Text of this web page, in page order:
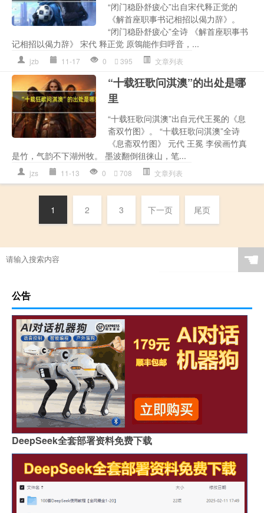
“闭门稳卧舒疲心”出自宋代释正觉的
《解首座职事书记相招以偈力辞》。
“闭门稳卧舒疲心”全诗 《解首座职事书
记相招以偈力辞》 宋代 释正觉 原鴒能作归呼音，...
jzb 11-17 0 395 文章列表
“十载狂歌问淇澳”的出处是哪
里
“十载狂歌问淇澳”出自元代王冕的《息
斋双竹图》。 “十载狂歌问淇澳”全诗
《息斋双竹图》 元代 王冕 李侯画竹真
是竹，气韵不下湖州牧。 墨波翻倒徂徕山，笔...
jzs 11-13 0 708 文章列表
1 2 3 下一页 尾页
☚
公告
DeepSeek全套部署资料免费下载